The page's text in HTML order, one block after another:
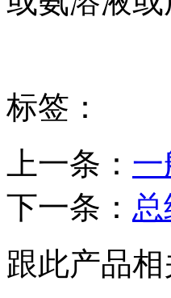
标签：
上一条：
下一条：
跟此产品